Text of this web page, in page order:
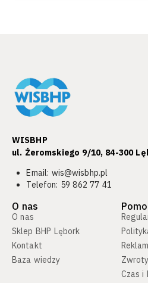
WISBHP
ul. Żeromskiego 9/10, 84-300
Email: wis@wisbhp.pl
Telefon: 59 862 77 41
O nas
O nas
Sklep BHP Lębork
Kontakt
Baza wiedzy
Zwroty
Czas i